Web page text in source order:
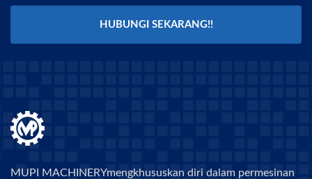
HUBUNGI SEKARANG!!
MUPI MACHINERYmengkhususkan diri dalam permesinan